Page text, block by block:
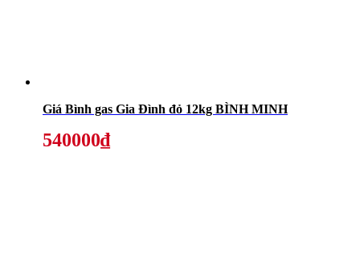
Giá Bình gas Gia Đình đỏ 12kg BÌNH MINH
540000₫